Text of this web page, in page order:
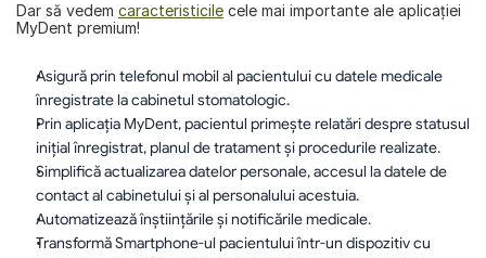
Dar să vedem caracteristicile cele mai importante ale aplicaţiei
MyDent premium!
Asigură prin telefonul mobil al pacientului cu datele medicale
înregistrate la cabinetul stomatologic.
Prin aplicaţia MyDent, pacientul primeşte relatări despre statusul
iniţial înregistrat, planul de tratament şi procedurile realizate.
Simplifică actualizarea datelor personale, accesul la datele de
contact al cabinetului şi al personalului acestuia.
Automatizează înştiinţările şi notificările medicale.
Transformă Smartphone-ul pacientului într-un dispozitiv cu